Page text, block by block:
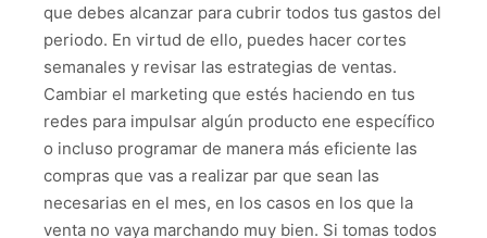
que debes alcanzar para cubrir todos tus gastos del
periodo. En virtud de ello, puedes hacer cortes
semanales y revisar las estrategias de ventas.
Cambiar el marketing que estés haciendo en tus
redes para impulsar algún producto ene específico
o incluso programar de manera más eficiente las
compras que vas a realizar par que sean las
necesarias en el mes, en los casos en los que la
venta no vaya marchando muy bien. Si tomas todos